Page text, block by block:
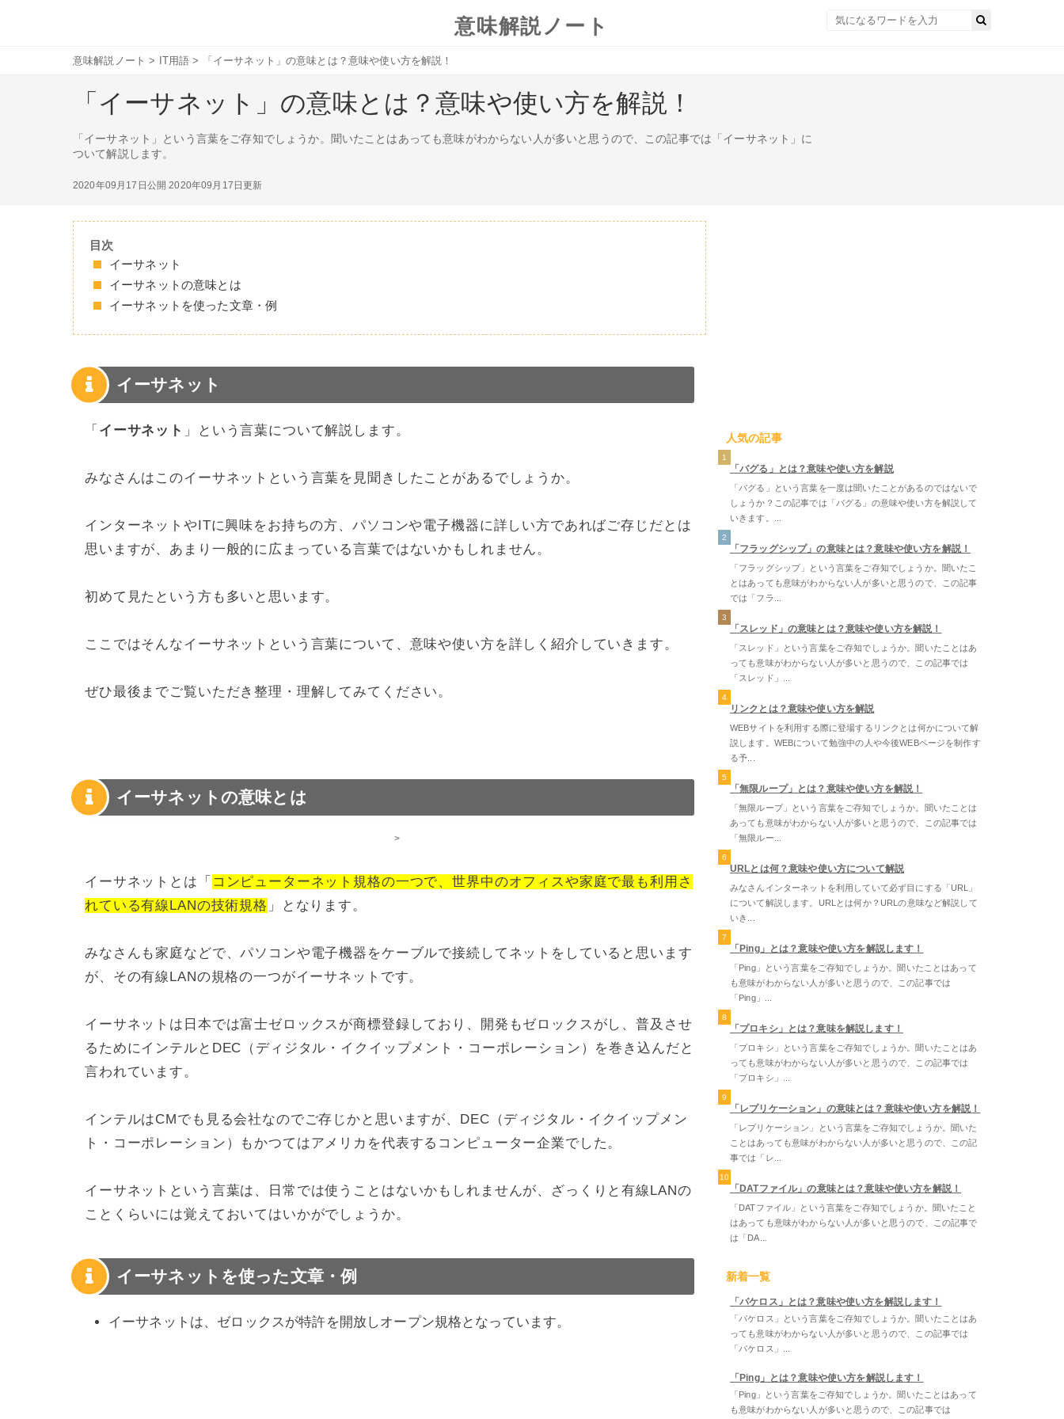
意味解説ノート
意味解説ノート > IT用語 > 「イーサネット」の意味とは？意味や使い方を解説！
「イーサネット」の意味とは？意味や使い方を解説！
「イーサネット」という言葉をご存知でしょうか。聞いたことはあっても意味がわからない人が多いと思うので、この記事では「イーサネット」に
ついて解説します。
2020年09月17日公開 2020年09月17日更新
目次
イーサネット
イーサネットの意味とは
イーサネットを使った文章・例
イーサネット
「 イーサネット 」という言葉について解説します。
みなさんはこのイーサネットという言葉を見聞きしたことがあるでしょうか。
インターネットやITに興味をお持ちの方、パソコンや電子機器に詳しい方であればご存じだとは
思いますが、あまり一般的に広まっている言葉ではないかもしれません。
初めて見たという方も多いと思います。
ここではそんなイーサネットという言葉について、意味や使い方を詳しく紹介していきます。
ぜひ最後までご覧いただき整理・理解してみてください。
イーサネットの意味とは
>
イーサネットとは「 コンピューターネット規格の一つで、世界中のオフィスや家庭で最も利用さ
れている有線LANの技術規格 」となります。
みなさんも家庭などで、パソコンや電子機器をケーブルで接続してネットをしていると思います
が、その有線LANの規格の一つがイーサネットです。
イーサネットは日本では富士ゼロックスが商標登録しており、開発もゼロックスがし、普及させ
るためにインテルとDEC（ディジタル・イクイップメント・コーポレーション）を巻き込んだと
言われています。
インテルはCMでも見る会社なのでご存じかと思いますが、DEC（ディジタル・イクイップメン
ト・コーポレーション）もかつてはアメリカを代表するコンピューター企業でした。
イーサネットという言葉は、日常では使うことはないかもしれませんが、ざっくりと有線LANの
ことくらいには覚えておいてはいかがでしょうか。
イーサネットを使った文章・例
イーサネットは、ゼロックスが特許を開放しオープン規格となっています。
人気の記事
1
「バグる」とは？意味や使い方を解説
「バグる」という言葉を一度は聞いたことがあるのではないで
しょうか？この記事では「バグる」の意味や使い方を解説して
いきます。...
2
「フラッグシップ」の意味とは？意味や使い方を解説！
「フラッグシップ」という言葉をご存知でしょうか。聞いたこ
とはあっても意味がわからない人が多いと思うので、この記事
では「フラ...
3
「スレッド」の意味とは？意味や使い方を解説！
「スレッド」という言葉をご存知でしょうか。聞いたことはあ
っても意味がわからない人が多いと思うので、この記事では
「スレッド」...
4
リンクとは？意味や使い方を解説
WEBサイトを利用する際に登場するリンクとは何かについて解
説します。WEBについて勉強中の人や今後WEBページを制作す
る予...
5
「無限ループ」とは？意味や使い方を解説！
「無限ループ」という言葉をご存知でしょうか。聞いたことは
あっても意味がわからない人が多いと思うので、この記事では
「無限ルー...
6
URLとは何？意味や使い方について解説
みなさんインターネットを利用していて必ず目にする「URL」
について解説します。URLとは何か？URLの意味など解説して
いき...
7
「Ping」とは？意味や使い方を解説します！
「Ping」という言葉をご存知でしょうか。聞いたことはあって
も意味がわからない人が多いと思うので、この記事では
「Ping」...
8
「プロキシ」とは？意味を解説します！
「プロキシ」という言葉をご存知でしょうか。聞いたことはあ
っても意味がわからない人が多いと思うので、この記事では
「プロキシ」...
9
「レプリケーション」の意味とは？意味や使い方を解説！
「レプリケーション」という言葉をご存知でしょうか。聞いた
ことはあっても意味がわからない人が多いと思うので、この記
事では「レ...
10
「DATファイル」の意味とは？意味や使い方を解説！
「DATファイル」という言葉をご存知でしょうか。聞いたこと
はあっても意味がわからない人が多いと思うので、この記事で
は「DA...
新着一覧
「パケロス」とは？意味や使い方を解説します！
「パケロス」という言葉をご存知でしょうか。聞いたことはあ
っても意味がわからない人が多いと思うので、この記事では
「パケロス」...
「Ping」とは？意味や使い方を解説します！
「Ping」という言葉をご存知でしょうか。聞いたことはあって
も意味がわからない人が多いと思うので、この記事では